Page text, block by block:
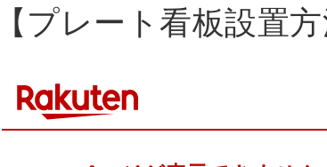
【プレート看板設置方